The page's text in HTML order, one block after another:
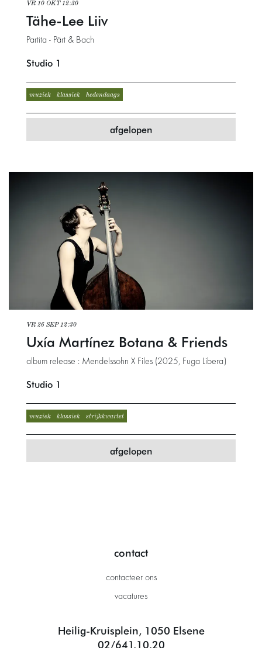
Tähe-Lee Liiv
Partita - Pärt & Bach
VR 10 OKT12:30
Studio 1
muziek klassiek hedendaags
afgelopen
Uxía Martínez Botana & Friends
album release : Mendelssohn X Files (2025, Fuga Libera)
VR 26 SEP12:30
Studio 1
muziek klassiek strijkkwartet
afgelopen
contact
contacteer ons
vacatures
Heilig-Kruisplein, 1050 Elsene
02/641.10.20